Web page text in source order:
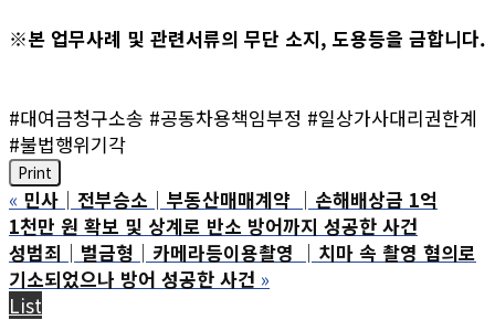
※본 업무사례 및 관련서류의 무단 소지, 도용등을 금합니다.
#대여금청구소송 #공동차용책임부정 #일상가사대리권한계
#불법행위기각
Print
« 민사│전부승소│부동산매매계약 │손해배상금 1억
1천만 원 확보 및 상계로 반소 방어까지 성공한 사건
성범죄│벌금형│카메라등이용촬영 │치마 속 촬영 혐의로
기소되었으나 방어 성공한 사건 »
List